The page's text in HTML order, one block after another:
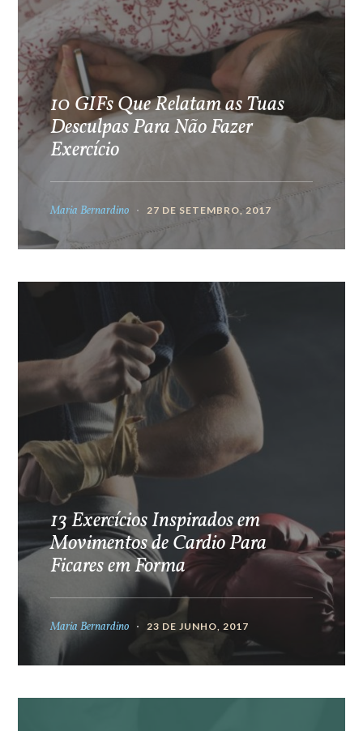
10 GIFs Que Relatam as Tuas
Desculpas Para Não Fazer
Exercício
Maria Bernardino 27 DE SETEMBRO, 2017
13 Exercícios Inspirados em
Movimentos de Cardio Para
Ficares em Forma
Maria Bernardino 23 DE JUNHO, 2017